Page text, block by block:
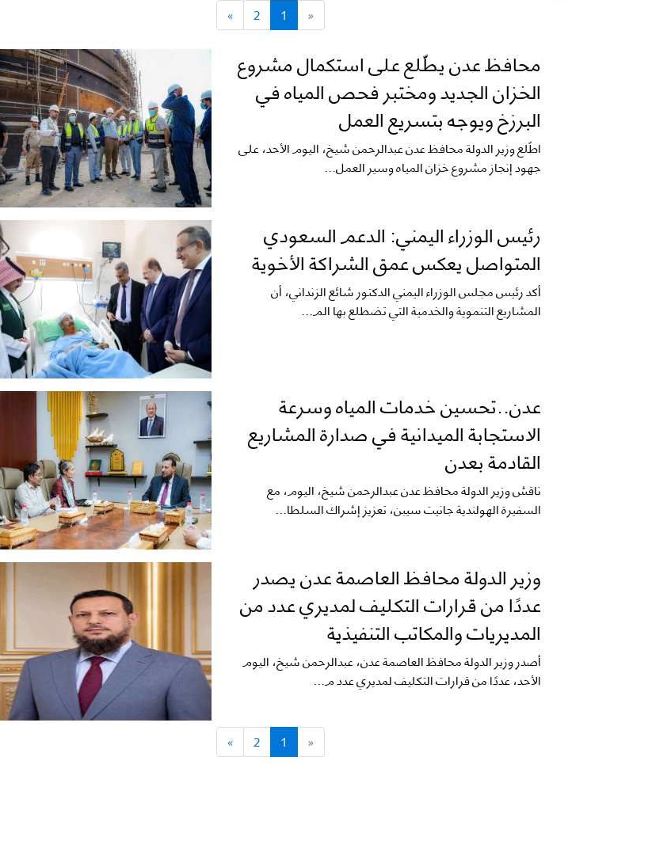
«
1
2
»
محافظ عدن يطّلع على استكمال مشروع
الخزان الجديد ومختبر فحص المياه في
البرزخ ويوجه بتسريع العمل
اطّلع وزير الدولة محافظ عدن عبدالرحمن شيخ، اليوم الأحد، على
جهود إنجاز مشروع خزان المياه وسير العمل...
رئيس الوزراء اليمني: الدعم السعودي
المتواصل يعكس عمق الشراكة الأخوية
أكد رئيس مجلس الوزراء اليمني الدكتور شائع الزنداني، أن
المشاريع التنموية والخدمية التي تضطلع بها الم...
عدن..تحسين خدمات المياه وسرعة
الاستجابة الميدانية في صدارة المشاريع
القادمة بعدن
ناقش وزير الدولة محافظ عدن عبدالرحمن شيخ، اليوم، مع
السفيرة الهولندية جانيت سيبن، تعزيز إشراك السلطا...
وزير الدولة محافظ العاصمة عدن يصدر
عددًا من قرارات التكليف لمديري عدد من
المديريات والمكاتب التنفيذية
أصدر وزير الدولة محافظ العاصمة عدن، عبدالرحمن شيخ، اليوم
الأحد، عددًا من قرارات التكليف لمديري عدد م...
«
1
2
»